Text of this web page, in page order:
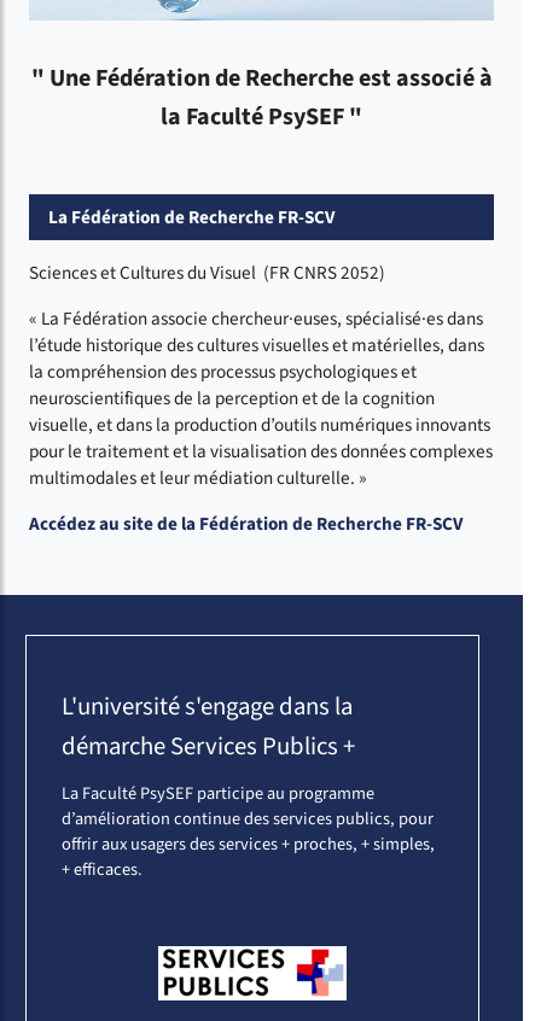
" Une Fédération de Recherche est associé à
la Faculté PsySEF "
La Fédération de Recherche FR-SCV
Sciences et Cultures du Visuel (FR CNRS 2052)
« La Fédération associe chercheur·euses, spécialisé·es dans
l’étude historique des cultures visuelles et matérielles, dans
la compréhension des processus psychologiques et
neuroscientifiques de la perception et de la cognition
visuelle, et dans la production d’outils numériques innovants
pour le traitement et la visualisation des données complexes
multimodales et leur médiation culturelle. »
Accédez au site de la Fédération de Recherche FR-SCV
L'université s'engage dans la
démarche Services Publics +
La Faculté PsySEF participe au programme
d’amélioration continue des services publics, pour
offrir aux usagers des services + proches, + simples,
+ efficaces.